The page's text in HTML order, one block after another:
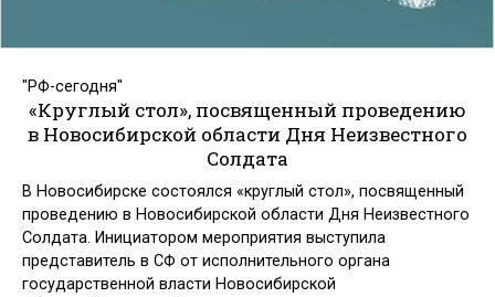
"РФ-сегодня"
«Круглый стол», посвященный проведению
в Новосибирской области Дня Неизвестного
Солдата
В Новосибирске состоялся «круглый стол», посвященный
проведению в Новосибирской области Дня Неизвестного
Солдата. Инициатором мероприятия выступила
представитель в СФ от исполнительного органа
государственной власти Новосибирской